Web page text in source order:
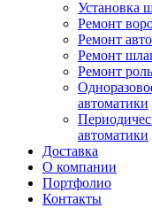
Установка
Ремонт
Ремонт
Ремонт
Ремонт
автоматики
автоматики
Доставка
О компании
Портфолио
Контакты